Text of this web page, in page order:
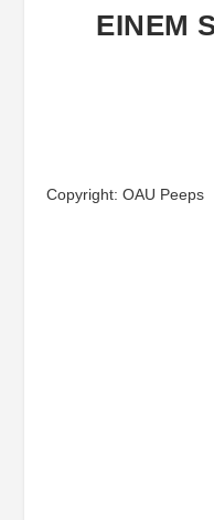
EINEM
Copyright: OAU Peeps